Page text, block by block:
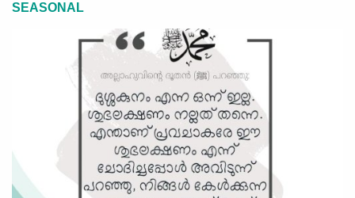
SEASONAL